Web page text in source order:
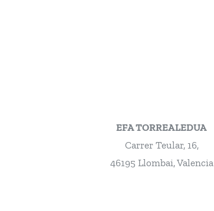
EFA TORREALEDUA
Carrer Teular, 16,
46195 Llombai, Valencia